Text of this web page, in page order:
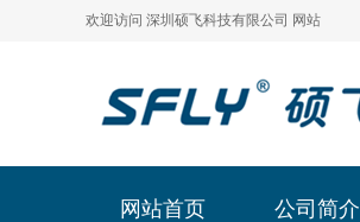
欢迎访问 深圳硕飞科技有限公司 网站
网站首页 公司简介